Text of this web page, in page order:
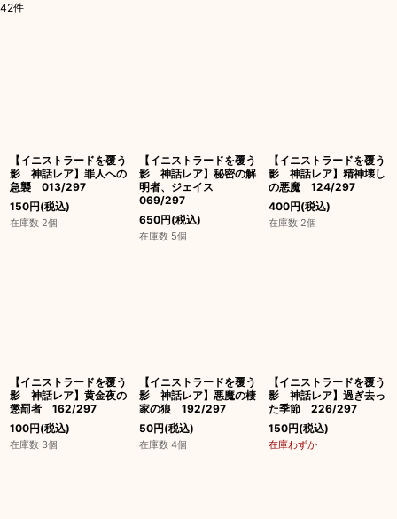
42件
【イニストラードを覆う
影 神話レア】罪人への
急襲 013/297
150円(税込)
在庫数 2個
【イニストラードを覆う
影 神話レア】秘密の解
明者、ジェイス
069/297
650円(税込)
在庫数 5個
【イニストラードを覆う
影 神話レア】精神壊し
の悪魔 124/297
400円(税込)
在庫数 2個
【イニストラードを覆う
影 神話レア】黄金夜の
懲罰者 162/297
100円(税込)
在庫数 3個
【イニストラードを覆う
影 神話レア】悪魔の棲
家の狼 192/297
50円(税込)
在庫数 4個
【イニストラードを覆う
影 神話レア】過ぎ去っ
た季節 226/297
150円(税込)
在庫わずか